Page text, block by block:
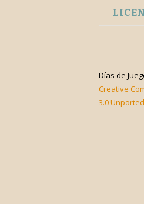
Días de
Creative
3.0 Unported